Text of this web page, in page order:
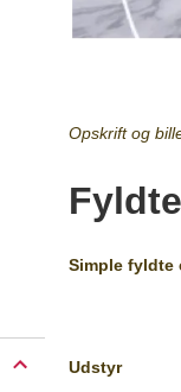
Opskrift og
Simple fyldte
Udstyr